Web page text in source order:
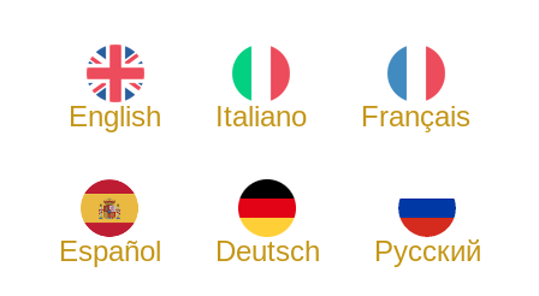
English Italiano Français
Español Deutsch Русский